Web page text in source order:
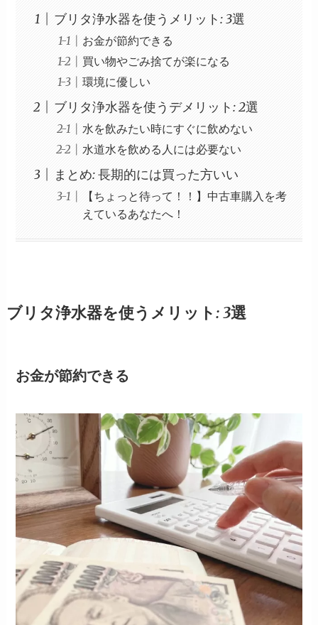
ブリタ浄水器を使うメリット: 3選
お金が節約できる
買い物やごみ捨てが楽になる
環境に優しい
ブリタ浄水器を使うデメリット: 2選
水を飲みたい時にすぐに飲めない
水道水を飲める人には必要ない
まとめ: 長期的には買った方いい
【ちょっと待って！！】中古車購入を考
えているあなたへ！
ブリタ浄水器を使うメリット: 3選
お金が節約できる